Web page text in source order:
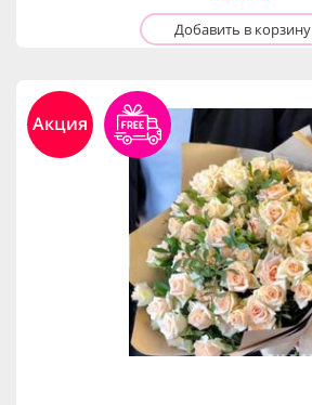
Добавить в корзину
Акция